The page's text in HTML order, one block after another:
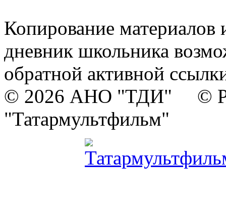
Копирование материалов
дневник школьника
обратной активной
© 2026 АНО "ТДИ" ©
"Татармультфильм"